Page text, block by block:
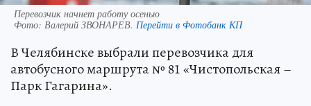
Перевозчик начнет работу осенью
Фото: Валерий ЗВОНАРЕВ. Перейти в Фотобанк КП
В Челябинске выбрали перевозчика для
автобусного маршрута № 81 «Чистопольская –
Парк Гагарина».